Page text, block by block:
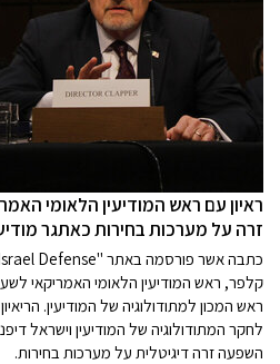
ראיון עם ראש המודיעין הלאומי
זרה על מערכות בחירות כאתגר
קלפר, ראש המודיעין הלאומי האמריקאי
ראש המכון למתודולוגיה של המודיעין.
השפעה זרה דיגיטלית על מערכות בחירות.